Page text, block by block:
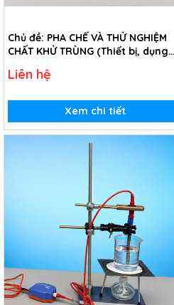
Chủ đề: PHA CHẾ VÀ THỬ NGHIỆM
CHẤT KHỬ TRÙNG (Thiết bị, dụng
và thử nghiệm chất khử trùng -
Liên hệ
Xem chi tiết